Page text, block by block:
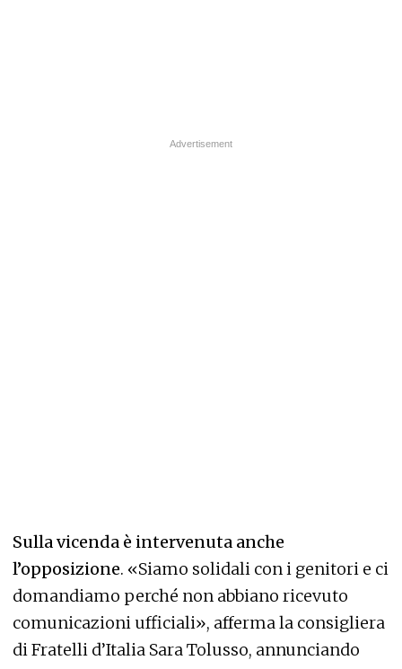
Sulla vicenda è intervenuta anche
l’opposizione. «Siamo solidali con i genitori e ci
domandiamo perché non abbiano ricevuto
comunicazioni ufficiali», afferma la consigliera
di Fratelli d’Italia Sara Tolusso, annunciando